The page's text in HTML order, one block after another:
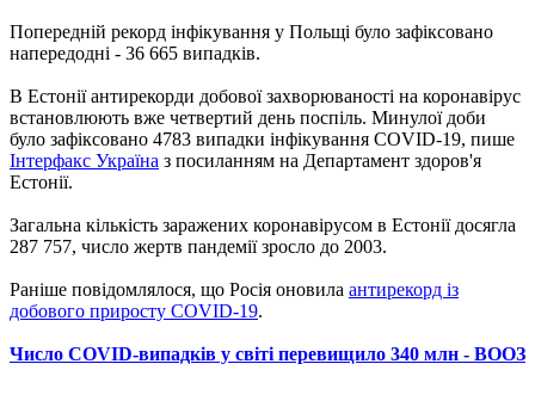
Попередній рекорд інфікування у Польщі було зафіксовано
напередодні - 36 665 випадків.
В Естонії антирекорди добової захворюваності на коронавірус
встановлюють вже четвертий день поспіль. Минулої доби
було зафіксовано 4783 випадки інфікування COVID-19, пише
Інтерфакс Україна з посиланням на Департамент здоров'я
Естонії.
Загальна кількість заражених коронавірусом в Естонії досягла
287 757, число жертв пандемії зросло до 2003.
Раніше повідомлялося, що Росія оновила антирекорд із
добового приросту COVID-19.
Число COVID-випадків у світі перевищило 340 млн - ВООЗ